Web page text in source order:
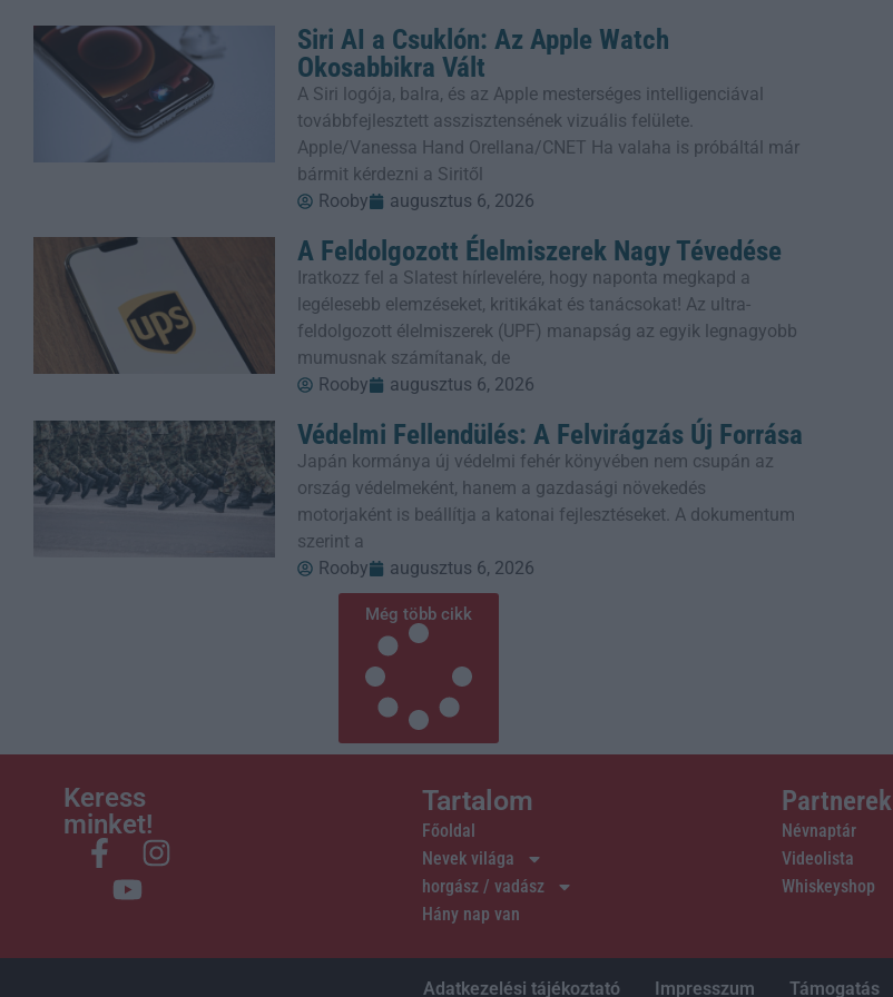
Siri AI a Csuklón: Az Apple Watch
Okosabbikra Vált
A Siri logója, balra, és az Apple mesterséges intelligenciával
továbbfejlesztett asszisztensének vizuális felülete.
Apple/Vanessa Hand Orellana/CNET Ha valaha is próbáltál már
bármit kérdezni a Siritől
Rooby
augusztus 6, 2026
A Feldolgozott Élelmiszerek Nagy Tévedése
Iratkozz fel a Slatest hírlevelére, hogy naponta megkapd a
legélesebb elemzéseket, kritikákat és tanácsokat! Az ultra-
feldolgozott élelmiszerek (UPF) manapság az egyik legnagyobb
mumusnak számítanak, de
Rooby
augusztus 6, 2026
Védelmi Fellendülés: A Felvirágzás Új Forrása
Japán kormánya új védelmi fehér könyvében nem csupán az
ország védelmeként, hanem a gazdasági növekedés
motorjaként is beállítja a katonai fejlesztéseket. A dokumentum
szerint a
Rooby
augusztus 6, 2026
Még több cikk
Keress
minket!
Tartalom
Főoldal
Nevek világa
horgász / vadász
Hány nap van
Partnerek
Névnaptár
Videolista
Whiskeyshop
Adatkezelési tájékoztató Impresszum Támogatás